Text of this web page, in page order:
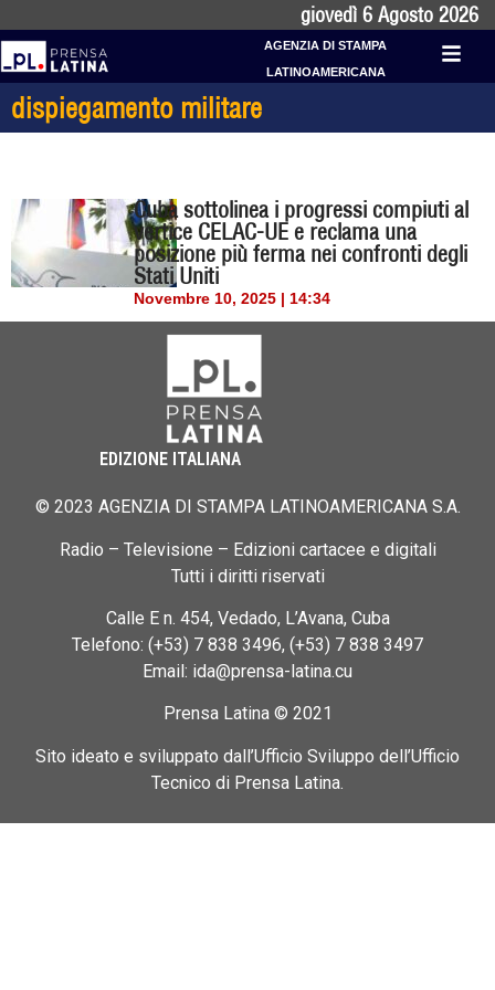
giovedì 6 Agosto 2026
AGENZIA DI STAMPA
LATINOAMERICANA
dispiegamento militare
Cuba sottolinea i progressi compiuti al
vertice CELAC-UE e reclama una
posizione più ferma nei confronti degli
Stati Uniti
Novembre 10, 2025 | 14:34
EDIZIONE ITALIANA
© 2023 AGENZIA DI STAMPA LATINOAMERICANA S.A.
Radio – Televisione – Edizioni cartacee e digitali
Tutti i diritti riservati
Calle E n. 454, Vedado, L’Avana, Cuba
Telefono: (+53) 7 838 3496, (+53) 7 838 3497
Email: ida@prensa-latina.cu
Prensa Latina © 2021
Sito ideato e sviluppato dall’Ufficio Sviluppo dell’Ufficio
Tecnico di Prensa Latina.